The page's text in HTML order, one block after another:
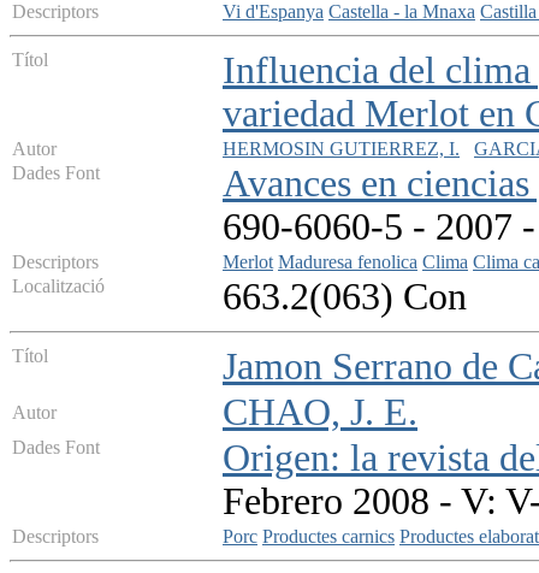
Descriptors Vi d'Espanya Castella - la Mnaxa
Títol
Influencia del clima
variedad Merlot en
Autor HERMOSIN GUTIERREZ, I.
Dades Font
Avances en
690-6060-5 - 2007
Descriptors Merlot Maduresa fenolica Clima Clima
Localització
663.2(063) Con
Títol Jamon Serrano de
Autor CHAO, J. E.
Dades Font
Origen: la revista
Febrero 2008 - V:
Descriptors Porc Productes carnics Productes